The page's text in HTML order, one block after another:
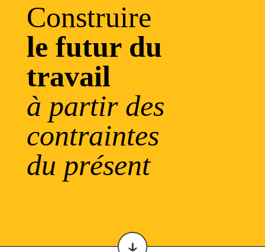
Construire
le futur du
travail
à partir des
contraintes
du présent